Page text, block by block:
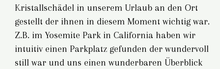
Kristallschädel in unserem Urlaub an den Ort
gestellt der ihnen in diesem Moment wichtig war.
Z.B. im Yosemite Park in California haben wir
intuitiv einen Parkplatz gefunden der wundervoll
still war und uns einen wunderbaren Überblick